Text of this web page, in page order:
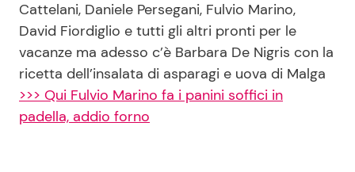
Privacy Policy
Cattelani, Daniele Persegani, Fulvio Marino,
David Fiordiglio e tutti gli altri pronti per le
vacanze ma adesso c’è Barbara De Nigris con la
ricetta dell’insalata di asparagi e uova di Malga
>>> Qui Fulvio Marino fa i panini soffici in
padella, addio forno